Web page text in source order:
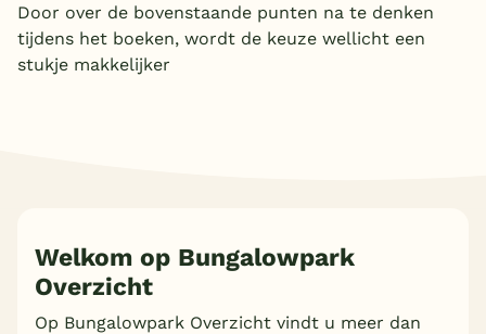
Door over de bovenstaande punten na te denken
tijdens het boeken, wordt de keuze wellicht een
stukje makkelijker
Welkom op Bungalowpark
Overzicht
Op Bungalowpark Overzicht vindt u meer dan